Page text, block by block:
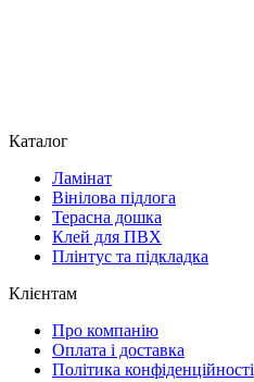
Каталог
Ламінат
Вінілова підлога
Терасна дошка
Клей для ПВХ
Плінтус та підкладка
Клієнтам
Про компанію
Оплата і доставка
Політика конфіденційності